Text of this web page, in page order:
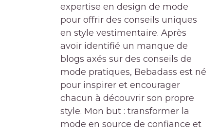
expertise en design de mode
pour offrir des conseils uniques
en style vestimentaire. Après
avoir identifié un manque de
blogs axés sur des conseils de
mode pratiques, Bebadass est né
pour inspirer et encourager
chacun à découvrir son propre
style. Mon but : transformer la
mode en source de confiance et